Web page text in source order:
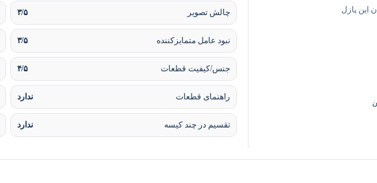
این پازل چالش تصویر ۳/۵
نبود عامل متمایزکننده ۳/۵
جنس/کیفیت قطعات ۴/۵
راهنمای قطعات ندارد
تقسیم در چند کیسه ندارد